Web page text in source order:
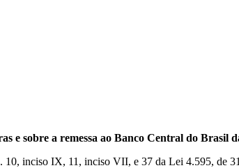
e sobre a remessa ao Banco Central do Brasil
10, inciso IX, 11, inciso VII, e 37 da Lei 4.595, de